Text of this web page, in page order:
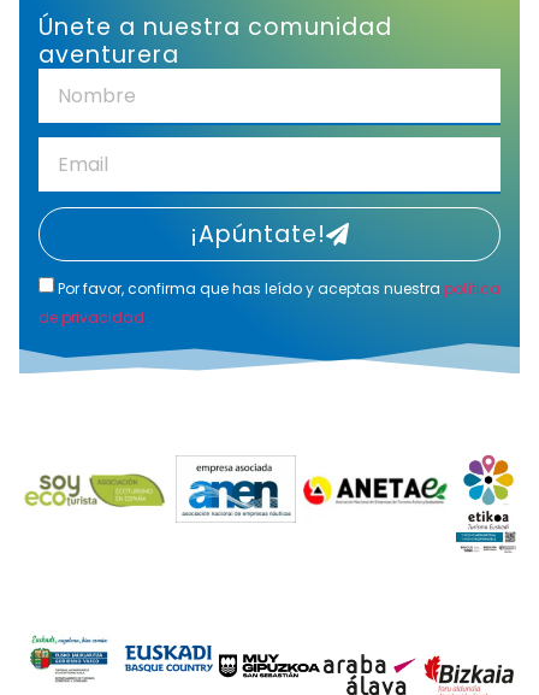
Únete a nuestra comunidad
aventurera
Por favor, confirma que has leído y aceptas nuestra política
de privacidad
¡Apúntate!
Alternative: